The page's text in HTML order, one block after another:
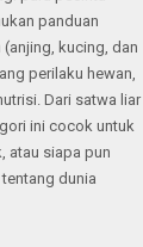
panduan
kucing, dan
perilaku hewan,
Dari satwa liar
ini cocok untuk
atau siapa pun
dunia